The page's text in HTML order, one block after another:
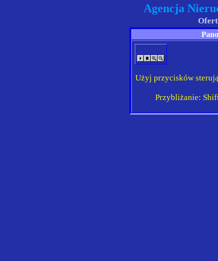
Agencja
Użyj przycisków
Przybliżanie: